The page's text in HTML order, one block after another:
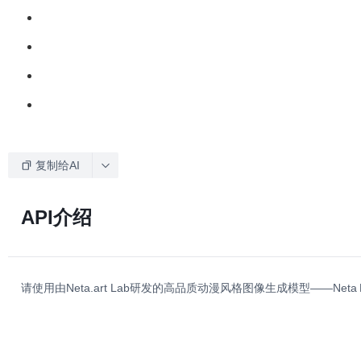
复制给AI
API介绍
请使用由Neta.art Lab研发的高品质动漫风格图像生成模型——Neta